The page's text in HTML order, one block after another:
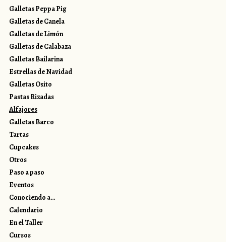
Galletas Peppa Pig
Galletas de Canela
Galletas de Limón
Galletas de Calabaza
Galletas Bailarina
Estrellas de Navidad
Galletas Osito
Pastas Rizadas
Alfajores
Galletas Barco
Tartas
Cupcakes
Otros
Paso a paso
Eventos
Conociendo a…
Calendario
En el Taller
Cursos